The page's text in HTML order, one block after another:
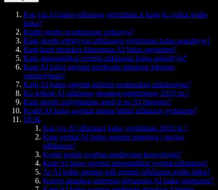
Kas yra AI balso užklausų vertinimas ir kaip jis veikia realiu
laiku?
Kodėl greitis svarbiausias veiksnys?
Kaip atrodo efektyvus užklausos vertinimas balso pokalbyje?
Kaip kurti atrankos klausimus AI balso agentams?
Kaip automatiškai vertinti užklausas balso pokalbyje?
Kaip AI balso agentai perduoda atrinktus klientus
pardavėjams?
Kaip AI balso agentai atskiria neaktualius užklausėjus?
Ko ieškoti AI užklausų atrankos platformoje 2026 m.?
Kaip atrodo palyginimas prieš ir po AI diegimo?
Kodėl AI balso agentai tampa būtini užklausų vertinime?
DUK
Kas yra AI užklausų balso vertinimas 2026 m.?
Kaip greitai AI balso agentai reaguoja į naujas
užklausas?
Kodėl greitis svarbus pardavimo konversijai?
Kaip AI balso agentai automatiškai vertina užklausas?
Ar AI balso agentai gali vertinti užklausas realiu laiku?
Kurios atrankos sistemos geriausios AI balso agentams?